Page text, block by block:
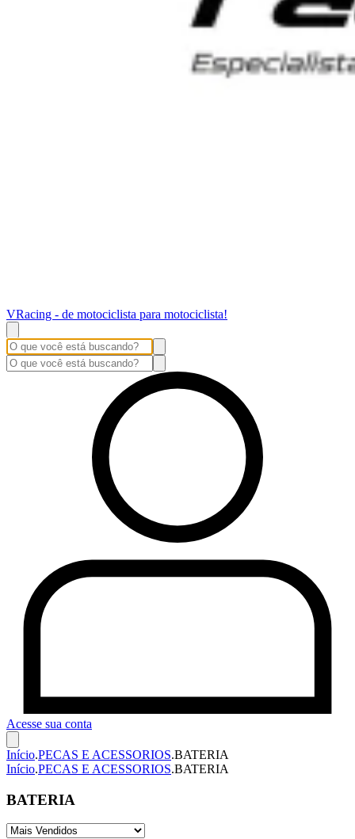
VRacing - de motociclista para motociclista!
Acesse sua conta
Início.PECAS E ACESSORIOS.BATERIA
Início.PECAS E ACESSORIOS.BATERIA
BATERIA